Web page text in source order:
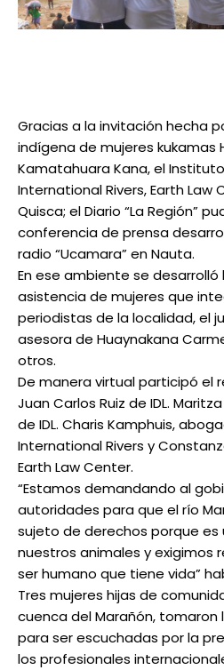
Gracias a la invitación hecha
indígena de mujeres kukamas
Kamatahuara Kana, el
International Rivers, Earth Law
Quisca; el Diario “La Región”
conferencia de prensa
radio “Ucamara” en Nauta.
En ese ambiente se
asistencia de mujeres que
periodistas de la localidad, el
asesora de Huaynakana
otros.
De manera virtual participó el
Juan Carlos Ruiz de IDL.
de IDL. Charis Kamphuis,
International Rivers y
Earth Law Center.
“Estamos demandando al
autoridades para que el río
sujeto de derechos porque es
nuestros animales y exigimos
ser humano que tiene vida”
Tres mujeres hijas de
cuenca del Marañón, tomaron
para ser escuchadas por la
los profesionales